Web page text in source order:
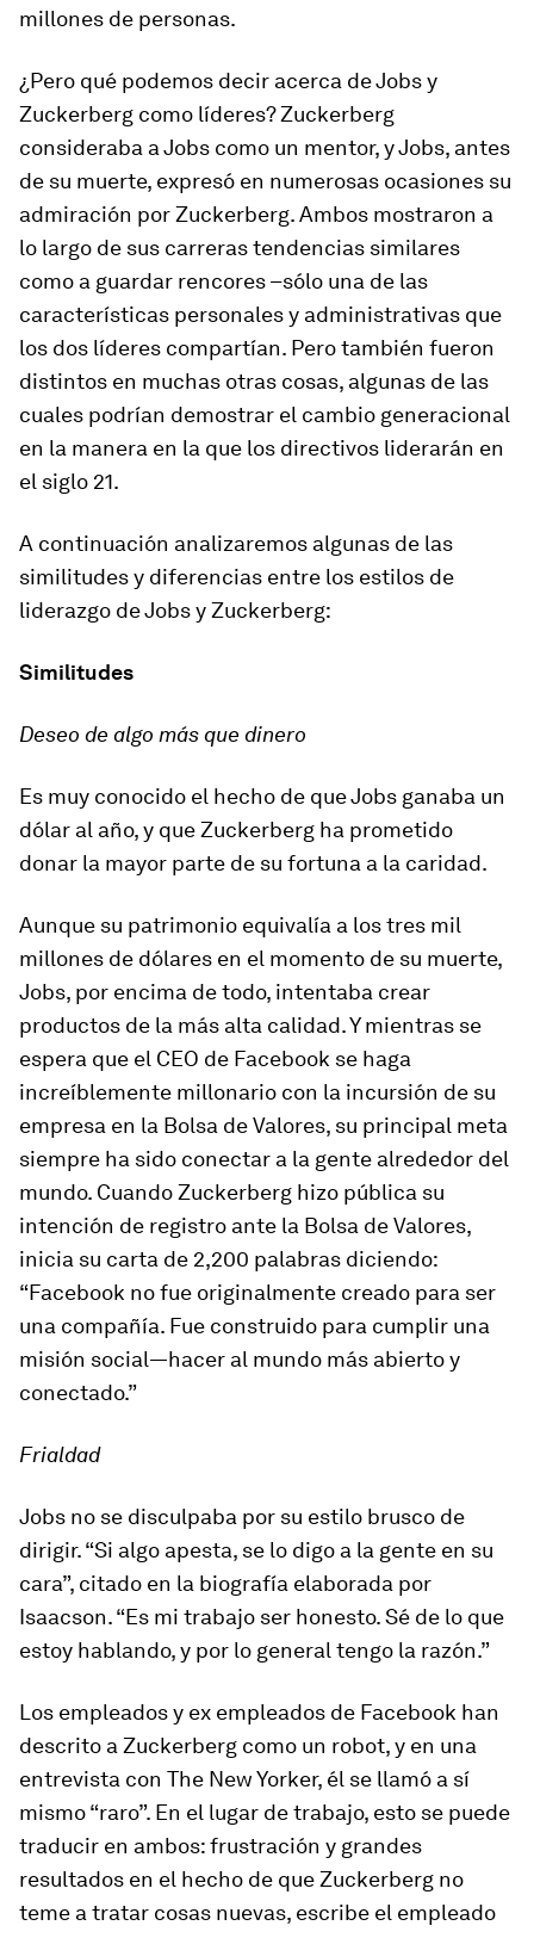
millones de personas.
¿Pero qué podemos decir acerca de Jobs y
Zuckerberg como líderes? Zuckerberg
consideraba a Jobs como un mentor, y Jobs, antes
de su muerte, expresó en numerosas ocasiones su
admiración por Zuckerberg. Ambos mostraron a
lo largo de sus carreras tendencias similares
como a guardar rencores –sólo una de las
características personales y administrativas que
los dos líderes compartían. Pero también fueron
distintos en muchas otras cosas, algunas de las
cuales podrían demostrar el cambio generacional
en la manera en la que los directivos liderarán en
el siglo 21.
A continuación analizaremos algunas de las
similitudes y diferencias entre los estilos de
liderazgo de Jobs y Zuckerberg:
Similitudes
Deseo de algo más que dinero
Es muy conocido el hecho de que Jobs ganaba un
dólar al año, y que Zuckerberg ha prometido
donar la mayor parte de su fortuna a la caridad.
Aunque su patrimonio equivalía a los tres mil
millones de dólares en el momento de su muerte,
Jobs, por encima de todo, intentaba crear
productos de la más alta calidad. Y mientras se
espera que el CEO de Facebook se haga
increíblemente millonario con la incursión de su
empresa en la Bolsa de Valores, su principal meta
siempre ha sido conectar a la gente alrededor del
mundo. Cuando Zuckerberg hizo pública su
intención de registro ante la Bolsa de Valores,
inicia su carta de 2,200 palabras diciendo:
“Facebook no fue originalmente creado para ser
una compañía. Fue construido para cumplir una
misión social—hacer al mundo más abierto y
conectado.”
Frialdad
Jobs no se disculpaba por su estilo brusco de
dirigir. “Si algo apesta, se lo digo a la gente en su
cara”, citado en la biografía elaborada por
Isaacson. “Es mi trabajo ser honesto. Sé de lo que
estoy hablando, y por lo general tengo la razón.”
Los empleados y ex empleados de Facebook han
descrito a Zuckerberg como un robot, y en una
entrevista con The New Yorker, él se llamó a sí
mismo “raro”. En el lugar de trabajo, esto se puede
traducir en ambos: frustración y grandes
resultados en el hecho de que Zuckerberg no
teme a tratar cosas nuevas, escribe el empleado